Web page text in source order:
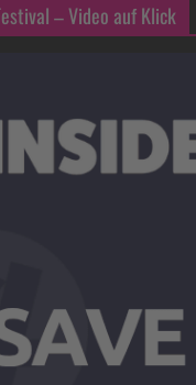
– Video auf Klick